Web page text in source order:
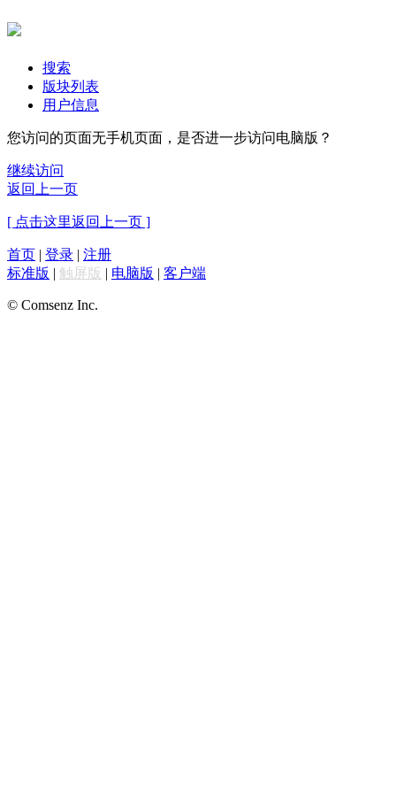
搜索
版块列表
用户信息
您访问的页面无手机页面，是否进一步访问电脑版？
继续访问
返回上一页
[ 点击这里返回上一页 ]
首页 | 登录 | 注册
标准版 | 触屏版 | 电脑版 | 客户端
© Comsenz Inc.